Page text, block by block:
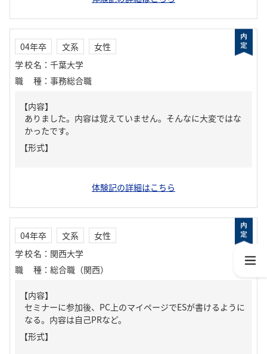
04年卒 文系
女性
学校名 ： 千葉大学
職種 ： 事務総合職
【内容】
ありました。内容は覚えていません。そんなに大変ではな
かったです。
【形式】
体験記の詳細はこちら
04年卒 文系
女性
学校名 ： 関西大学
職種 ： 総合職（関西）
【内容】
セミナーに参加後、PC上のマイページでESが書けるように
なる。内容は自己PRなど。
【形式】